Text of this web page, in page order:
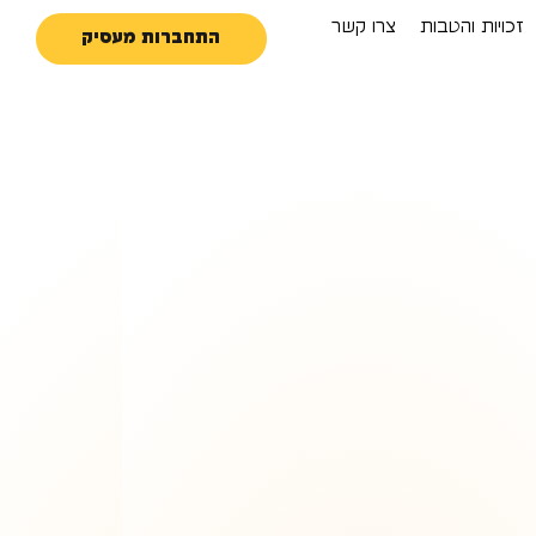
זכויות והטבות צרו קשר
התחברות מעסיק